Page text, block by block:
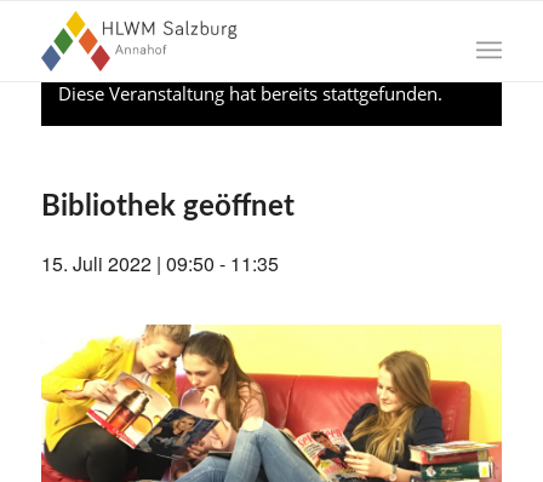
Diese Veranstaltung hat bereits stattgefunden.
Bibliothek geöffnet
15. Juli 2022 | 09:50 - 11:35